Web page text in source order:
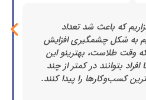
که باعث شد تعداد
به شکل چشمگیری افزایش
وقت طلاست، بهترینو این
بتوانند در کمتر از چند
کسب‌وکارها را پیدا کنند.